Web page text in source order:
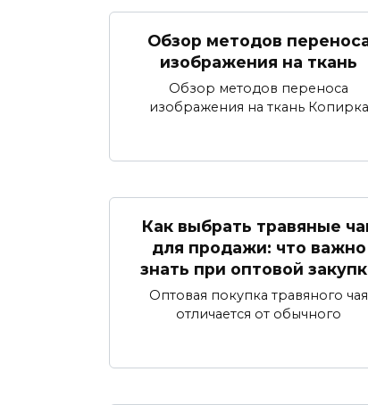
Обзор методов
изображения на ткань
Обзор методов переноса
изображения на ткань Копирка
Как выбрать травяные
для продажи: что важно
знать при оптовой
Оптовая покупка травяного чая
отличается от обычного